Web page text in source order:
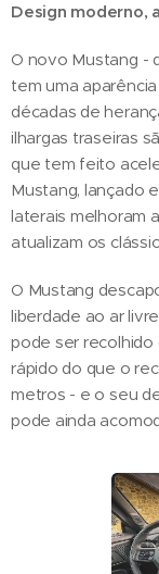
Design moderno,
O novo Mustang -
tem uma
décadas de
ilhargas traseiras
que tem feito
Mustang, lançado
laterais melhoram
atualizam os
O Mustang
liberdade ao ar
pode ser
rápido do que o
metros - e o seu
pode ainda